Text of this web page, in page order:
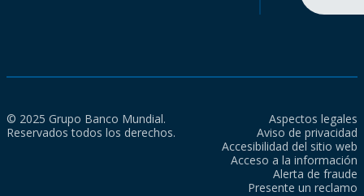
© 2025 Grupo Banco Mundial.
Reservados todos los derechos.
Aspectos legales
Aviso de privacidad
Accesibilidad del sitio web
Acceso a la información
Alerta de fraude
Presente un reclamo